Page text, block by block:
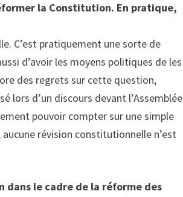
la Constitution. En pratique,
C’est pratiquement une sorte de
d’avoir les moyens politiques de les
des regrets sur cette question,
lors d’un discours devant l’Assemblée
pouvoir compter sur une simple
révision constitutionnelle n’est
dans le cadre de la réforme des